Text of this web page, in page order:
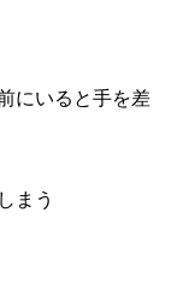
にいると手を差
まう